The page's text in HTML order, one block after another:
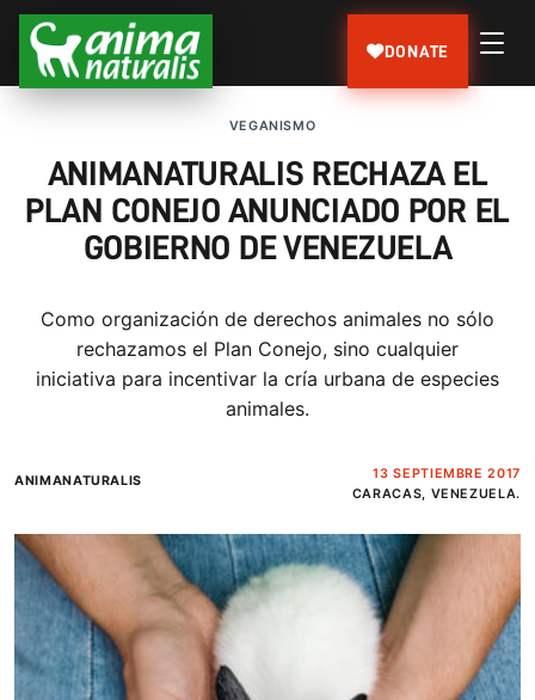
DONATE
VEGANISMO
ANIMANATURALIS RECHAZA EL
PLAN CONEJO ANUNCIADO POR EL
GOBIERNO DE VENEZUELA
Como organización de derechos animales no sólo
rechazamos el Plan Conejo, sino cualquier
iniciativa para incentivar la cría urbana de especies
animales.
ANIMANATURALIS
13 SEPTIEMBRE 2017
CARACAS, VENEZUELA.